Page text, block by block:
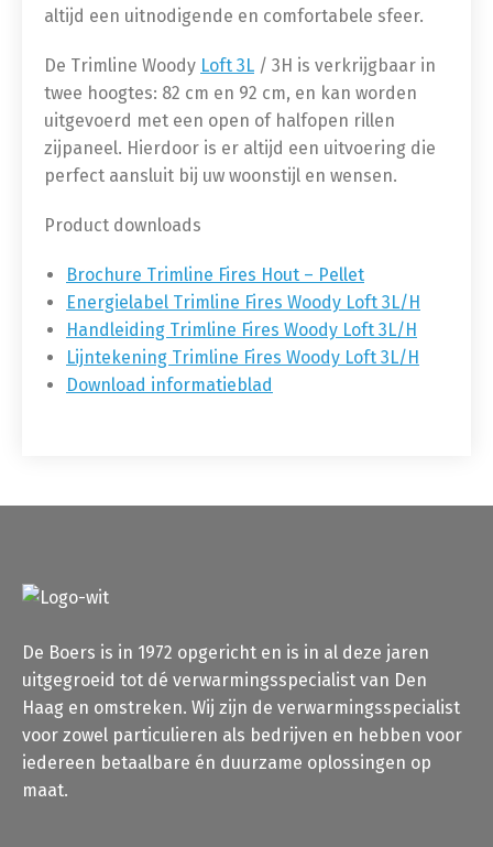
altijd een uitnodigende en comfortabele sfeer.
De Trimline Woody Loft 3L / 3H is verkrijgbaar in
twee hoogtes: 82 cm en 92 cm, en kan worden
uitgevoerd met een open of halfopen rillen
zijpaneel. Hierdoor is er altijd een uitvoering die
perfect aansluit bij uw woonstijl en wensen.
Product downloads
Brochure Trimline Fires Hout – Pellet
Energielabel Trimline Fires Woody Loft 3L/H
Handleiding Trimline Fires Woody Loft 3L/H
Lijntekening Trimline Fires Woody Loft 3L/H
Download informatieblad
De Boers is in 1972 opgericht en is in al deze jaren
uitgegroeid tot dé verwarmingsspecialist van Den
Haag en omstreken. Wij zijn de verwarmingsspecialist
voor zowel particulieren als bedrijven en hebben voor
iedereen betaalbare én duurzame oplossingen op
maat.